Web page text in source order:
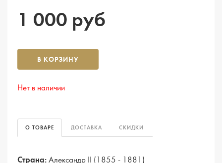
1 000 руб
В КОРЗИНУ
Нет в наличии
О ТОВАРЕ ДОСТАВКА СКИДКИ
Страна: Александр II (1855 - 1881)